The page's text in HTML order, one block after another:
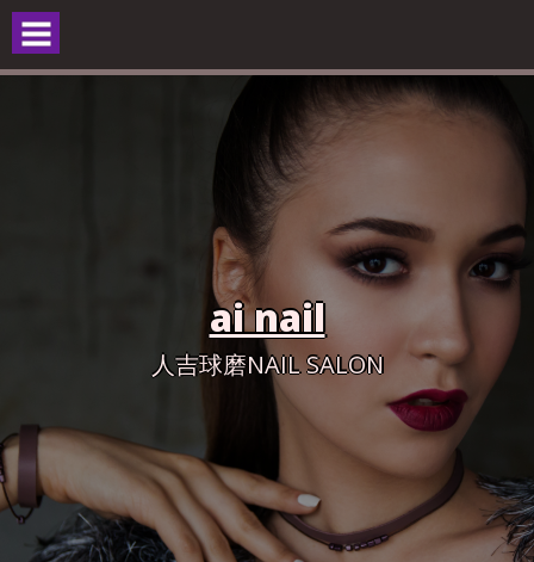
Skip
content
ai nail
人吉球磨NAIL SALON